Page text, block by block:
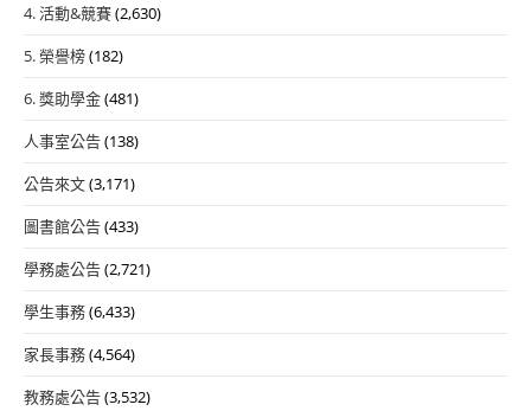
4. 活動&競賽(2,630)
5. 榮譽榜(182)
6. 獎助學金(481)
人事室公告(138)
公告來文(3,171)
圖書館公告(433)
學務處公告(2,721)
學生事務(6,433)
家長事務(4,564)
教務處公告(3,532)